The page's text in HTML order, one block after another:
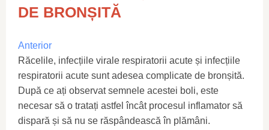
DE BRONȘITĂ
Anterior
Răcelile, infecțiile virale respiratorii acute și infecțiile
respiratorii acute sunt adesea complicate de bronșită.
După ce ați observat semnele acestei boli, este
necesar să o tratați astfel încât procesul inflamator să
dispară și să nu se răspândească în plămâni.